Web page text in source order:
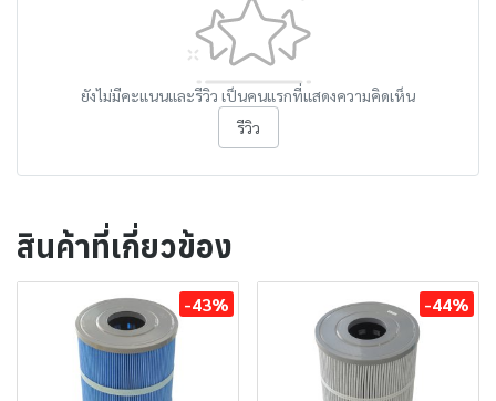
ยังไม่มีคะแนนและรีวิว เป็นคนแรกที่แสดงความคิดเห็น
รีวิว
สินค้าที่เกี่ยวข้อง
-43% -44%